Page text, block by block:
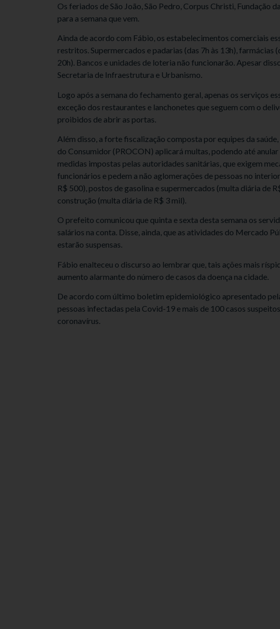
Os feriados de São João, São Pedro, Corpus Christi, Fundação
para a semana que vem.
Ainda de acordo com Fábio, os estabelecimentos comerciais
restritos. Supermercados e padarias (das 7h às 13h), farmácias
20h). Bancos e unidades de loteria não funcionarão. Apesar
Secretaria de Infraestrutura e Urbanismo.
Logo após a semana do fechamento geral, apenas os serviços
exceção dos restaurantes e lanchonetes que seguem com o
proibidos de abrir as portas.
Além disso, a forte fiscalização composta por equipes da
do Consumidor (PROCON) aplicará multas, podendo até
medidas impostas pelas autoridades sanitárias, que exigem
funcionários e pedem a não aglomerações de pessoas no
R$ 500), postos de gasolina e supermercados (multa diária de
construção (multa diária de R$ 3 mil).
O prefeito comunicou que quinta e sexta desta semana os
salários na conta. Disse, ainda, que as atividades do Mercado
estarão suspensas.
Fábio enalteceu o discurso ao lembrar que, tais ações mais
aumento alarmante do número de casos da doença na cidade.
De acordo com último boletim epidemiológico apresentado
pessoas infectadas pela Covid-19 e mais de 100 casos
coronavírus.